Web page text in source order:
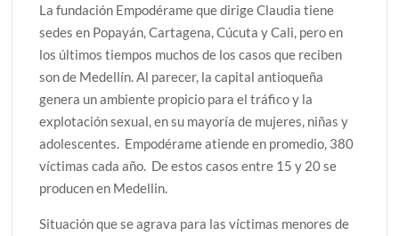
La fundación Empodérame que dirige Claudia tiene
sedes en Popayán, Cartagena, Cúcuta y Cali, pero en
los últimos tiempos muchos de los casos que reciben
son de Medellín. Al parecer, la capital antioqueña
genera un ambiente propicio para el tráfico y la
explotación sexual, en su mayoría de mujeres, niñas y
adolescentes. Empodérame atiende en promedio, 380
víctimas cada año. De estos casos entre 15 y 20 se
producen en Medellin.
Situación que se agrava para las víctimas menores de